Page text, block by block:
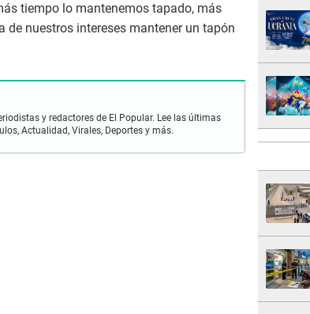
tiempo lo mantenemos tapado, más
de nuestros intereses mantener un tapón
y redactores de El Popular. Lee las últimas
Actualidad, Virales, Deportes y más.